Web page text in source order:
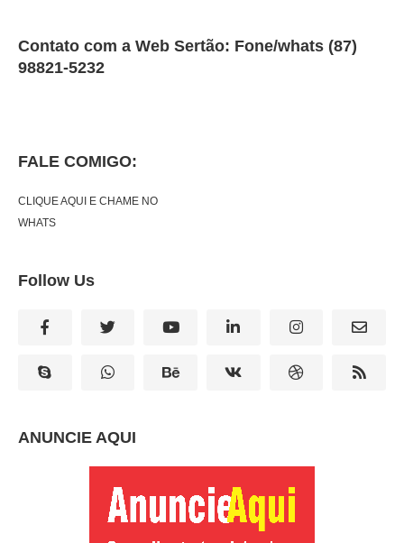
Contato com a Web Sertão: Fone/whats (87)
98821-5232
FALE COMIGO:
CLIQUE AQUI E CHAME NO
WHATS
Follow Us
ANUNCIE AQUI